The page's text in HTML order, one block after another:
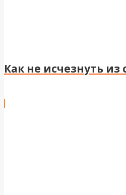
Как не исчезнуть